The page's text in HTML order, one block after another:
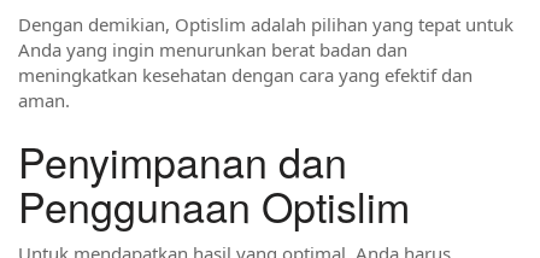
Dengan demikian, Optislim adalah pilihan yang tepat untuk
Anda yang ingin menurunkan berat badan dan
meningkatkan kesehatan dengan cara yang efektif dan
aman.
Penyimpanan dan
Penggunaan Optislim
Untuk mendapatkan hasil yang optimal, Anda harus